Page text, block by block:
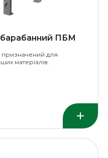
барабанний ПБМ
призначений для
матеріалів.